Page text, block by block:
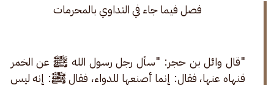
فصل فيما جاء في التداوي بالمحرمات
"قال وائل بن حجر: "سأل رجل رسول الله ﷺ عن الخمر
فنهاه عنها، فقال: إنما أصنعها للدواء، فقال ﷺ: إنه ليس